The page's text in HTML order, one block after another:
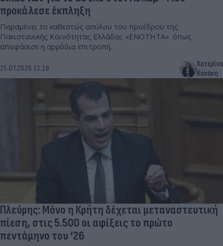
προκάλεσε έκπληξη
Παραμένει το καθεστώς ασύλου του προέδρου της
Πακιστανικής Κοινότητας Ελλάδας «ΕΝΟΤΗΤΑ». όπως
αποφάσισε η αρμόδια επιτροπή.
15.07.2026 11:18
Κατερίνα
Κανάκη
Πλεύρης: Μόνο η Κρήτη δέχεται μεταναστευτική
πίεση, στις 5.500 οι αφίξεις το πρώτο
πεντάμηνο του ‘26